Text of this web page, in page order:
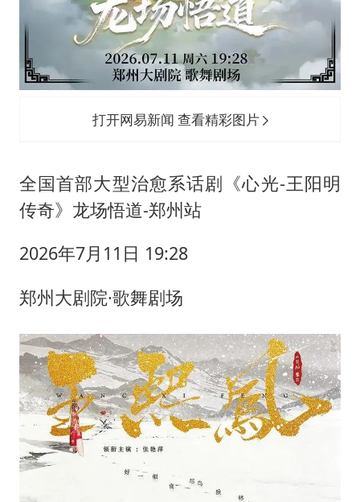
打开网易新闻 查看精彩图片
全国首部大型治愈系话剧《心光-王阳明
传奇》龙场悟道-郑州站
2026年7月11日 19:28
郑州大剧院·歌舞剧场